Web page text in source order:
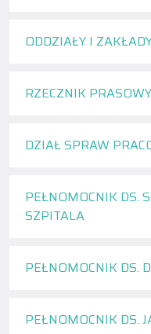
ODDZIAŁY I
RZECZNIK PRASOWY
DZIAŁ SPRAW
PEŁNOMOCNIK DS.
SZPITALA
PEŁNOMOCNIK DS.
PEŁNOMOCNIK DS.